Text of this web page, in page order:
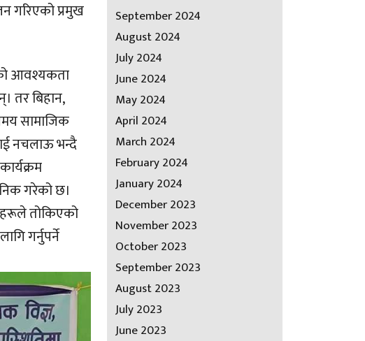
गरिएको प्रमुख
आवश्यकता
तर बिहान,
सामाजिक
नचलाऊ भन्दै
गरेको छ।
तोकिएको
गर्नुपर्ने
September 2024
August 2024
July 2024
June 2024
May 2024
April 2024
March 2024
February 2024
January 2024
December 2023
November 2023
October 2023
September 2023
August 2023
July 2023
June 2023